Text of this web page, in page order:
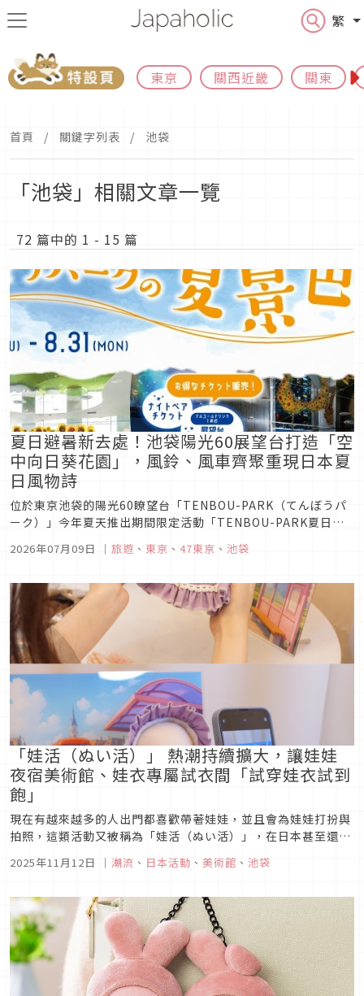
繁
東京 關西近畿 關東
首頁 關鍵字列表 池袋
「池袋」相關文章一覽
72 篇中的 1 - 15 篇
夏日避暑新去處！池袋陽光60展望台打造「空
中向日葵花園」，風鈴、風車齊聚重現日本夏
日風物詩
位於東京池袋的陽光60瞭望台「TENBOU-PARK（てんぼうパ
ーク）」今年夏天推出期間限定活動「TENBOU-PARK夏日風
空間化身為充滿向日葵、風鈴與風車的「空中避暑勝地」。 活動
2026年07月09日 ｜ 旅遊 、 東京 、 47東京 、 池袋
「娃活（ぬい活）」 熱潮持續擴大，讓娃娃
夜宿美術館、娃衣專屬試衣間「試穿娃衣試到
飽」
現在有越來越多的人出門都喜歡帶著娃娃，並且會為娃娃打扮與
拍照，這類活動又被稱為「娃活（ぬい活）」，在日本甚至還有
旅館推出帶著娃娃住宿的方案服務呢！然而你有聽過「讓娃娃夜
宿美術館，替你鑑賞美術作品」的活動嗎？甚至還有舉辦專屬於
本次文章就要來介紹這...
2025年11月12日 ｜ 潮流 、 日本活動 、 美術館 、 池袋